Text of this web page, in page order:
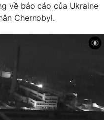
Việt Nam
điện tử số 483/GP-BTTTT
về báo cáo của Ukraine
Chernobyl.